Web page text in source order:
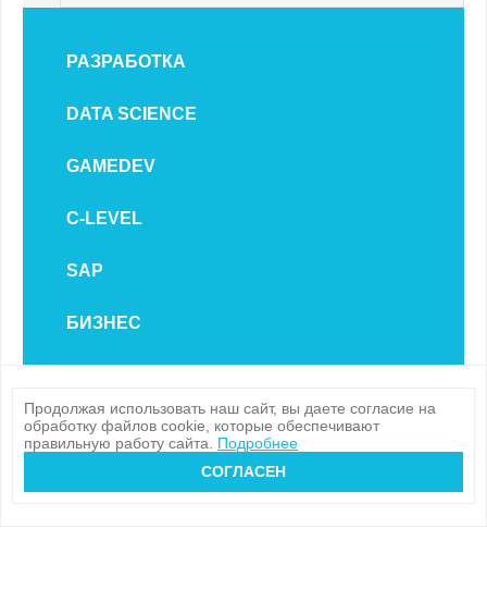
РАЗРАБОТКА
DATA SCIENCE
GAMEDEV
C-LEVEL
SAP
БИЗНЕС
Продолжая использовать наш сайт, вы даете согласие на
обработку файлов cookie, которые обеспечивают
правильную работу сайта. Подробнее
СОГЛАСЕН